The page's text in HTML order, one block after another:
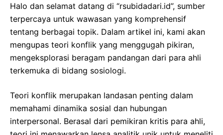
Halo dan selamat datang di “rsubidadari.id”, sumber
terpercaya untuk wawasan yang komprehensif
tentang berbagai topik. Dalam artikel ini, kami akan
mengupas teori konflik yang menggugah pikiran,
mengeksplorasi beragam pandangan dari para ahli
terkemuka di bidang sosiologi.
Teori konflik merupakan landasan penting dalam
memahami dinamika sosial dan hubungan
interpersonal. Berasal dari pemikiran kritis para ahli,